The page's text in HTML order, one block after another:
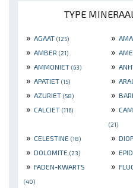
TYPE
» AGAAT (125) »
» AMBER (21) »
» AMMONIET (63) »
» APATIET (15) »
» AZURIET (58) »
» CALCIET (116) »
(21)
» CELESTINE (18) »
» DOLOMITE (23) »
» FADEN-KWARTS
(40)
»